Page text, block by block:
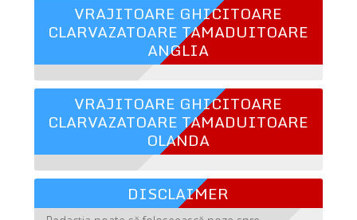
VRAJITOARE GHICITOARE
CLARVAZATOARE TAMADUITOARE
ANGLIA
VRAJITOARE GHICITOARE
CLARVAZATOARE TAMADUITOARE
OLANDA
DISCLAIMER